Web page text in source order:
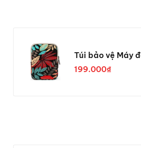
Túi bảo vệ Máy
199.000₫